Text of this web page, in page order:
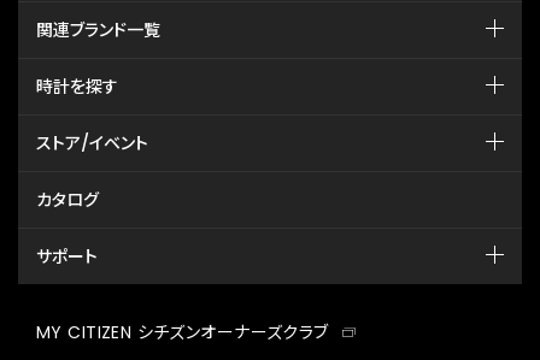
関連ブランド一覧
時計を探す
ストア/イベント
カタログ
サポート
MY CITIZEN シチズンオーナーズクラブ